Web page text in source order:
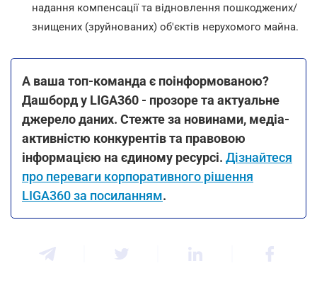
надання компенсації та відновлення пошкоджених/
знищених (зруйнованих) об'єктів нерухомого майна.
А ваша топ-команда є поінформованою?
Дашборд у LIGA360 - прозоре та актуальне
джерело даних. Стежте за новинами, медіа-
активністю конкурентів та правовою
інформацією на єдиному ресурсі. Дізнайтеся
про переваги корпоративного рішення
LIGA360 за посиланням.